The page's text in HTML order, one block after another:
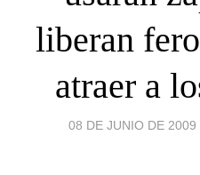
liberan
atraer a
08 DE JUNIO DE 2009